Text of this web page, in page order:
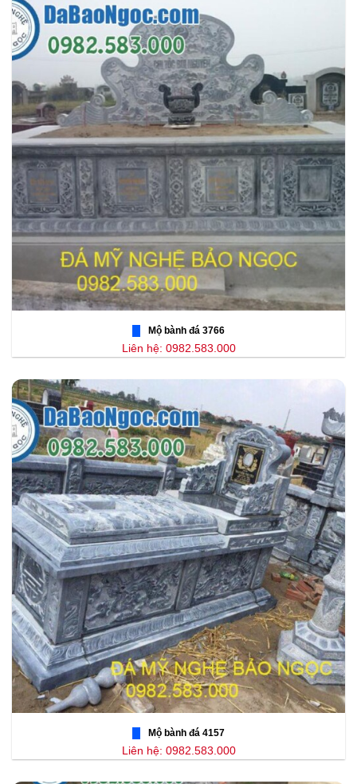
Mộ bành đá 3766
Liên hệ: 0982.583.000
Mộ bành đá 4157
Liên hệ: 0982.583.000